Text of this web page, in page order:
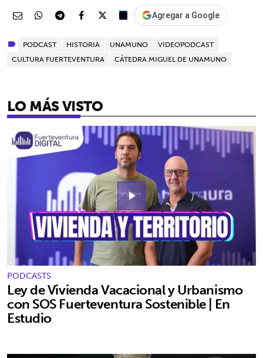
Agregar a Google
PODCAST HISTORIA UNAMUNO
VIDEOPODCAST
CULTURA FUERTEVENTURA
CÁTEDRA MIGUEL DE UNAMUNO
LO MÁS VISTO
play_arrow
PODCASTS
Ley de Vivienda Vacacional y Urbanismo
con SOS Fuerteventura Sostenible | En
Estudio